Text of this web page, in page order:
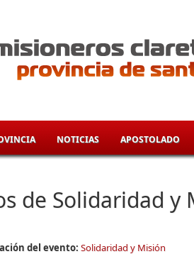
NOTICIAS APOSTOLADO
usted aquí
de Solidaridad y
del evento: Solidaridad y Misión